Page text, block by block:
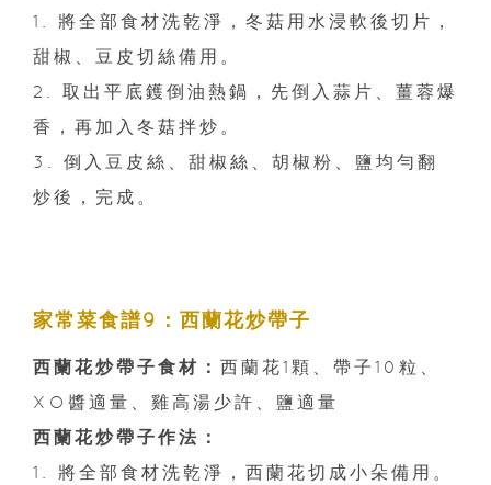
1. 將全部食材洗乾淨，冬菇用水浸軟後切片，
甜椒、豆皮切絲備用。
2. 取出平底鑊倒油熱鍋，先倒入蒜片、薑蓉爆
香，再加入冬菇拌炒。
3. 倒入豆皮絲、甜椒絲、胡椒粉、鹽均勻翻
炒後，完成。
家常菜食譜9：西蘭花炒帶子
西蘭花炒帶子食材： 西蘭花1顆、帶子10粒、
XO醬適量、雞高湯少許、鹽適量
西蘭花炒帶子作法：
1. 將全部食材洗乾淨，西蘭花切成小朵備用。